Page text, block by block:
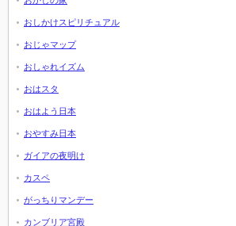
おしかけスピリチュアル
おじゃマップ
おしゃれイズム
おはスタ
おはよう日本
おやすみ日本
ガイアの夜明け
カスペ
がっちりマンデー
カンブリア宮殿